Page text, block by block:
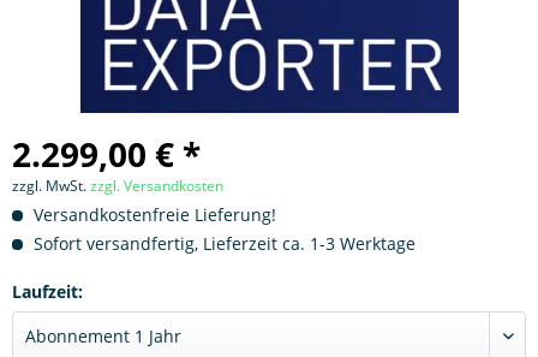
2.299,00 € *
zzgl. MwSt.zzgl. Versandkosten
Versandkostenfreie Lieferung!
Sofort versandfertig, Lieferzeit ca. 1-3 Werktage
Laufzeit: